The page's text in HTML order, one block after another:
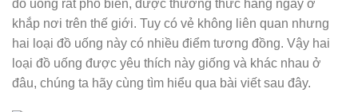
đồ uống rất phổ biến, được thưởng thức hàng ngày ở
khắp nơi trên thế giới. Tuy có vẻ không liên quan nhưng
hai loại đồ uống này có nhiều điểm tương đồng. Vậy hai
loại đồ uống được yêu thích này giống và khác nhau ở
đâu, chúng ta hãy cùng tìm hiểu qua bài viết sau đây.